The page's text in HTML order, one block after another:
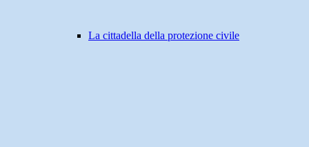
La cittadella della protezione civile